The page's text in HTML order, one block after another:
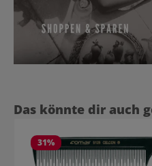
Produktgalerie überspringen
Das könnte dir auch
31%